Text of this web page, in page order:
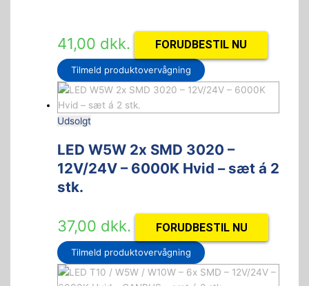
41,00 dkk. FORUDBESTIL NU
Tilmeld produktovervågning
Udsolgt
LED W5W 2x SMD 3020 –
12V/24V – 6000K Hvid – sæt á 2
stk.
37,00 dkk. FORUDBESTIL NU
Tilmeld produktovervågning